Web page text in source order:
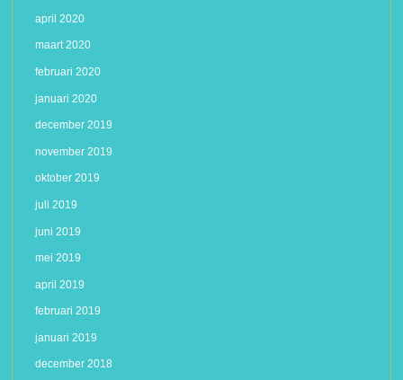
april 2020
maart 2020
februari 2020
januari 2020
december 2019
november 2019
oktober 2019
juli 2019
juni 2019
mei 2019
april 2019
februari 2019
januari 2019
december 2018